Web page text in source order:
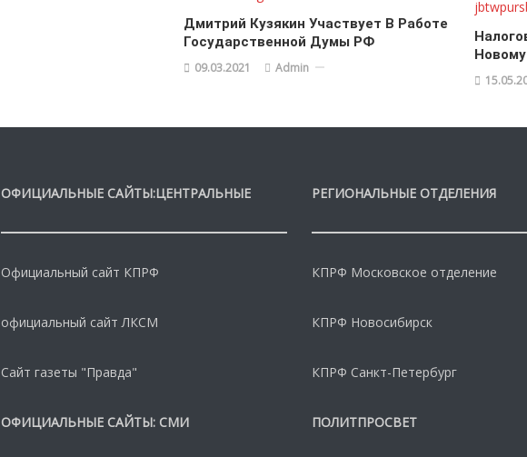
Дмитрий Кузякин Участвует В Работе
Государственной Думы РФ
09.03.2021 Admin
Новому
ОФИЦИАЛЬНЫЕ САЙТЫ:ЦЕНТРАЛЬНЫЕ
Официальный сайт КПРФ
официальный сайт ЛКСМ
Сайт газеты "Правда"
ОФИЦИАЛЬНЫЕ САЙТЫ: СМИ
РЕГИОНАЛЬНЫЕ ОТДЕЛЕНИЯ
КПРФ Московское отделение
КПРФ Новосибирск
КПРФ Санкт-Петербург
ПОЛИТПРОСВЕТ